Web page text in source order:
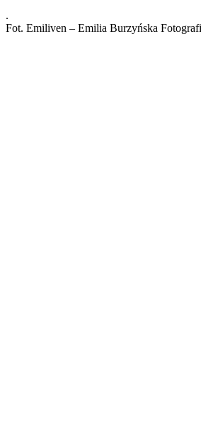
.
Fot. Emiliven – Emilia Burzyńska